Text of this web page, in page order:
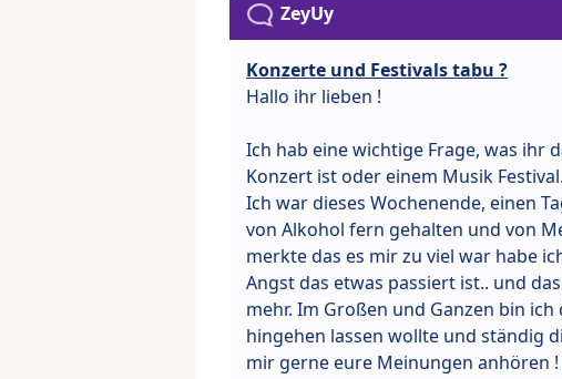
ZeyUy
Konzerte und Festivals tabu ?
Hallo ihr lieben !
Ich hab eine wichtige Frage, was ihr
Konzert ist oder einem Musik Festival.
Ich war dieses Wochenende, einen
von Alkohol fern gehalten und von
merkte das es mir zu viel war habe
Angst das etwas passiert ist.. und
mehr. Im Großen und Ganzen bin
hingehen lassen wollte und ständig
mir gerne eure Meinungen anhören !